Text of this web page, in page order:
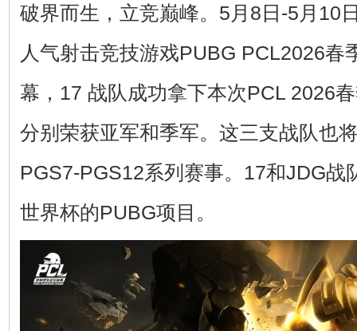
破界而生，立竞巅峰。5月8日-5月10
人气射击竞技游戏PUBG PCL2026春
幕，17 战队成功拿下本次PCL 2026
分别荣获亚军和季军。这三支战队也
PGS7-PGS12系列赛事。17和JDG战
世界杯的PUBG项目。